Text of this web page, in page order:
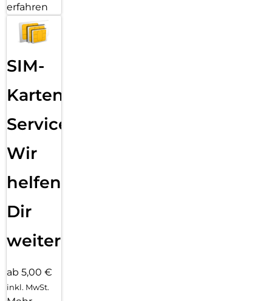
erfahren
SIM-
Karten
Service:
Wir
helfen
Dir
weiter
ab 5,00 €
inkl. MwSt.